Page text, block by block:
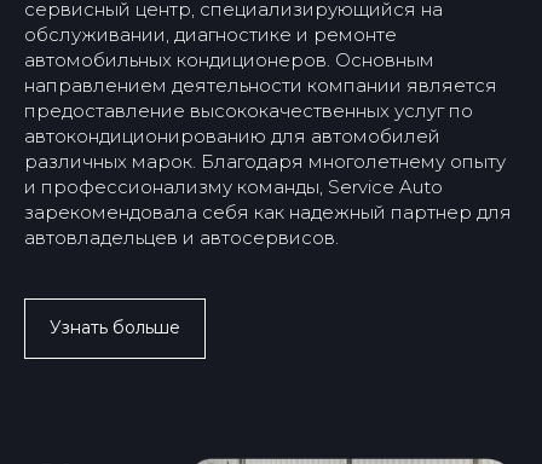
сервисный центр, специализирующийся на
обслуживании, диагностике и ремонте
автомобильных кондиционеров. Основным
направлением деятельности компании является
предоставление высококачественных услуг по
автокондиционированию для автомобилей
различных марок. Благодаря многолетнему опыту
и профессионализму команды, Service Auto
зарекомендовала себя как надежный партнер для
автовладельцев и автосервисов.
Узнать больше
Диагностика
Замена масла
Замена моторного масла
Замена масла МКПП
Замена масла АКПП
Замена масла в редукторе
Замена топливного
фильтра
Замена воздушного
фильтра
Замена тормозной
жидкости
Замена антифриза
Ходовая часть
Ремонт ходовой части
Замена тормозных
Замена шаровой
Замена подшипника
ступицы
Замена сайлентблоков
рычага
Замена амортизатора
стабилизатора